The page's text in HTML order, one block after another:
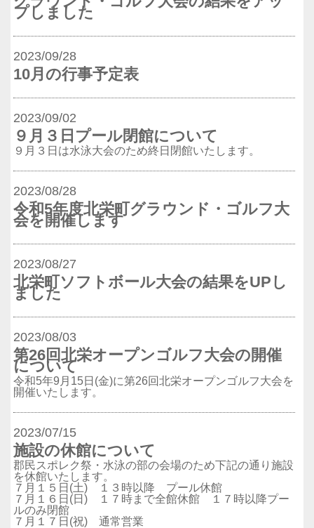
プしました
2023/09/28
10月の行事予定表
2023/09/02
９月３日プール閉館について
９月３日は水泳大会のため終日閉館いたします。
2023/08/28
令和5年度北栄町グラウンド・ゴルフ大
会を開催します
2023/08/27
北栄町ソフトボール大会の結果をUPし
ました
2023/08/03
第26回北栄オープンゴルフ大会の開催
について
令和5年9月15日(金)に第26回北栄オープンゴルフ大会を
開催いたします。
2023/07/15
施設の休館について
郡民スポレク祭・水泳の部の会場のため下記の通り施設
を休館いたします。
７月１５日(土) １３時以降 プール休館
７月１６日(日) １７時まで全館休館 １７時以降プー
ルのみ閉館
７月１７日(祝) 通常営業